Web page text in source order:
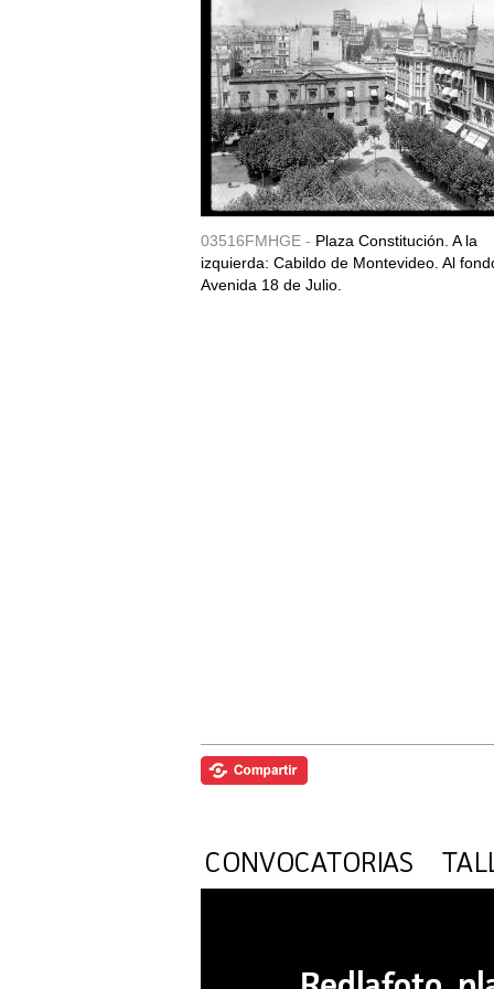
03516FMHGE - Plaza Constitución. A la
izquierda: Cabildo de Montevideo. Al
Avenida 18 de Julio.